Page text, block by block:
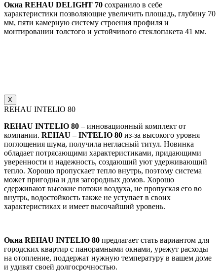
Окна REHAU DELIGHT 70 сохранило в себе
характеристики позволяющие увеличить площадь, глубину 70
мм, пяти камерную систему строения профиля и
монтировании толстого и устойчивого стеклопакета 41 мм.
X
REHAU INTELIO 80
REHAU INTELIO 80 – инновационный комплект от
компании. REHAU – INTELIO 80 из-за высокого уровня
поглощения шума, получила негласный титул. Новинка
обладает потрясающими характеристиками, придающими
уверенности и надежность, создающий уют удерживающий
тепло. Хорошо пропускает тепло внутрь, поэтому система
может пригодна и для загородных домов. Хорошо
сдерживают высокие потоки воздуха, не пропуская его во
внутрь, водостойкость также не уступает в своих
характеристиках и имеет высочайший уровень.
Окна REHAU INTELIO 80 предлагает стать вариантом для
городских квартир с панорамными окнами, урежут расходы
на отопление, поддержат нужную температуру в вашем доме
и удивят своей долгосрочностью.